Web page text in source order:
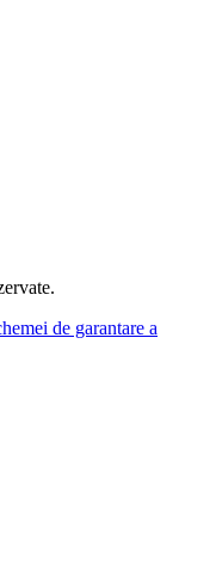
de garantare a